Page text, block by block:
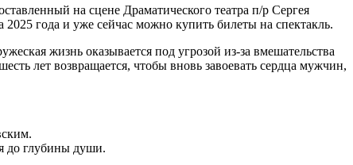
на сцене Драматического театра п/р Сергея
2025 года и уже сейчас можно купить билеты на спектакль.
жизнь оказывается под угрозой из-за вмешательства
лет возвращается, чтобы вновь завоевать сердца мужчин,
до глубины души.